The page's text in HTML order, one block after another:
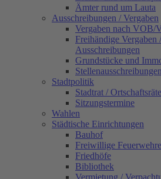
Ämter rund um Lauta
Ausschreibungen / Vergaben
Vergaben nach VOB/
Freihändige Vergaben
Ausschreibungen
Grundstücke und
Stellenausschreibungen
Stadtpolitik
Stadtrat / Ortschaftsräte
Sitzungstermine
Wahlen
Städtische Einrichtungen
Bauhof
Freiwillige
Friedhöfe
Bibliothek
Vermietung /